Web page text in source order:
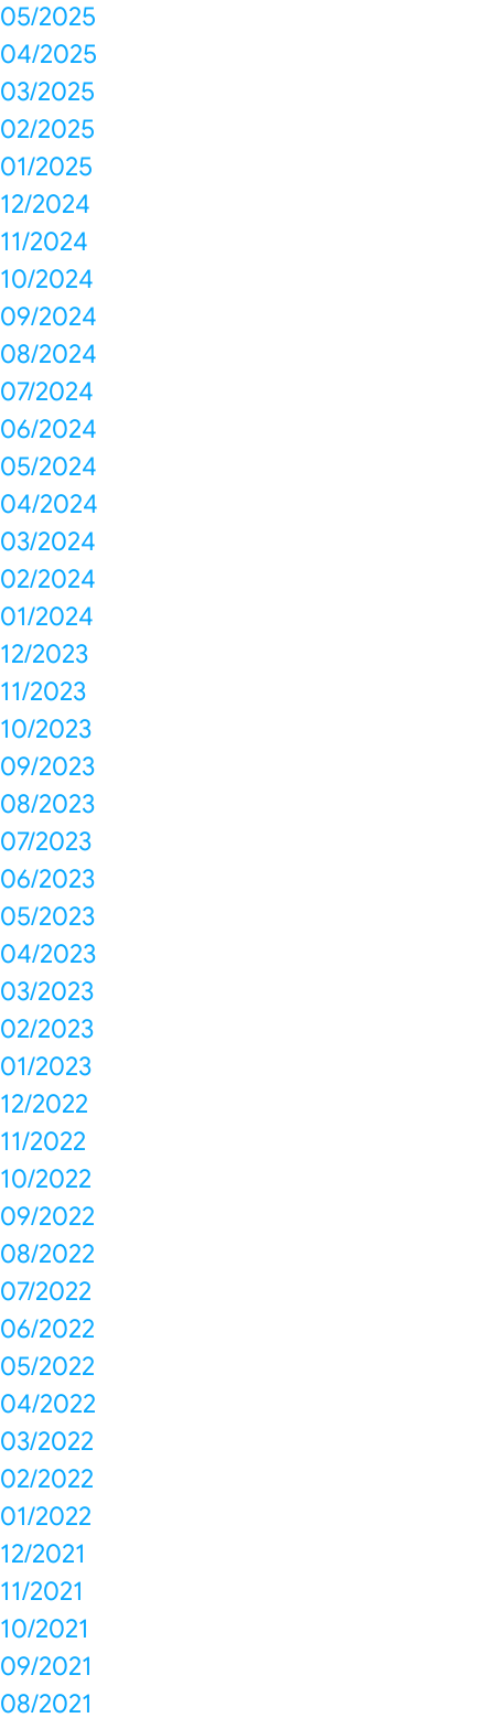
05/2025
04/2025
03/2025
02/2025
01/2025
12/2024
11/2024
10/2024
09/2024
08/2024
07/2024
06/2024
05/2024
04/2024
03/2024
02/2024
01/2024
12/2023
11/2023
10/2023
09/2023
08/2023
07/2023
06/2023
05/2023
04/2023
03/2023
02/2023
01/2023
12/2022
11/2022
10/2022
09/2022
08/2022
07/2022
06/2022
05/2022
04/2022
03/2022
02/2022
01/2022
12/2021
11/2021
10/2021
09/2021
08/2021